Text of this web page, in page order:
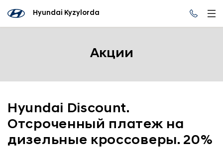
Hyundai Kyzylorda
Акции
Hyundai Discount.
Отсроченный платеж на
дизельные кроссоверы. 20%